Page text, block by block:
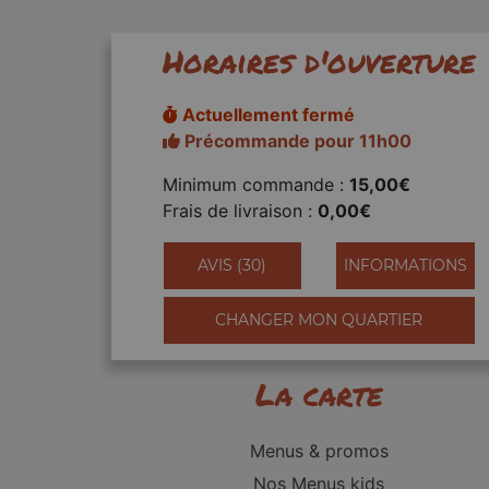
Horaires d'ouverture
Actuellement fermé
Précommande pour 11h00
Minimum commande : 15,00€
Frais de livraison : 0,00€
AVIS (30) INFORMATIONS
CHANGER MON QUARTIER
La carte
Menus & promos
Nos Menus kids